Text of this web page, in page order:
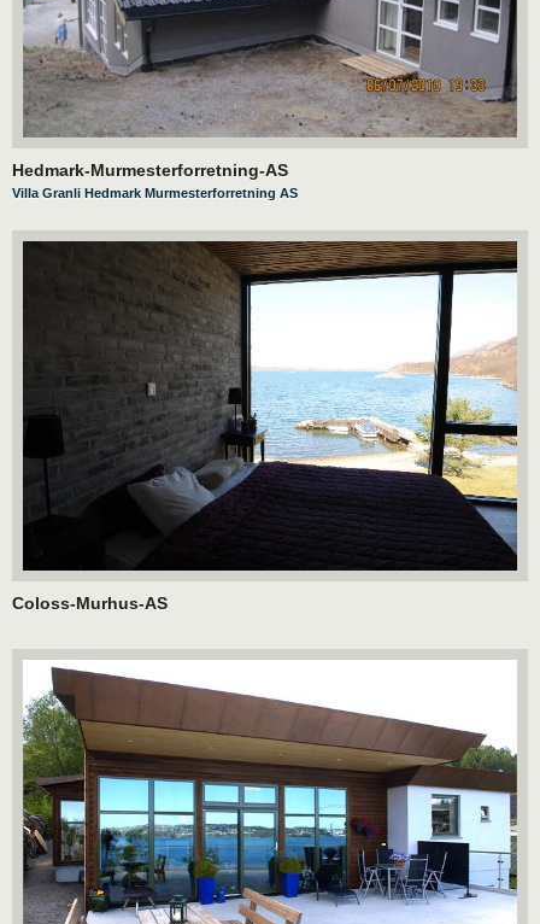
Hedmark-Murmesterforretning-AS
Villa Granli Hedmark Murmesterforretning AS
Coloss-Murhus-AS